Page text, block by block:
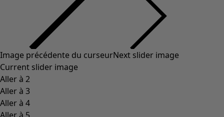
Collections
Dans l'univers du kimono
Monsoon
Étendues champêtres
Coimbatore
Les classiques de Gudrun
Des tournesols pour le HCR